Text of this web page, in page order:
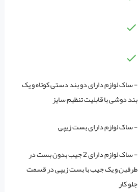
- ساک لوازم دارای دو بند دستی کوتاه و یک
بند دوشی با قابلیت تنظیم سایز
- ساک لوازم دارای بست زیپی
- ساک لوازم دارای 2 جیب بدون بست در
طرفین و یک جیب با بست زیپی در قسمت
جلو کار